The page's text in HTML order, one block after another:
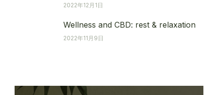
2022年12月1日
Wellness and CBD: rest & relaxation
2022年11月9日